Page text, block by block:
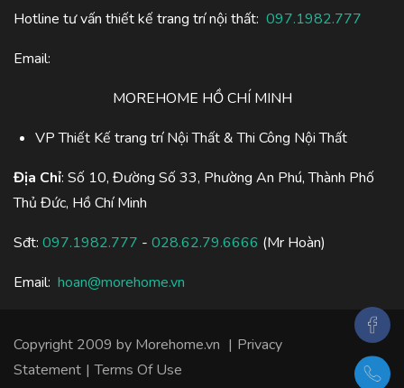
Hotline tư vấn thiết kế trang trí nội thất: 097.1982.777
Email:
MOREHOME HỒ CHÍ MINH
VP Thiết Kế trang trí Nội Thất & Thi Công Nội Thất
Địa Chỉ: Số 10, Đường Số 33, Phường An Phú, Thành Phố
Thủ Đức, Hồ Chí Minh
Sđt: 097.1982.777 - 028.62.79.6666 (Mr Hoàn)
Email: hoan@morehome.vn
Copyright 2009 by Morehome.vn | Privacy
Statement | Terms Of Use